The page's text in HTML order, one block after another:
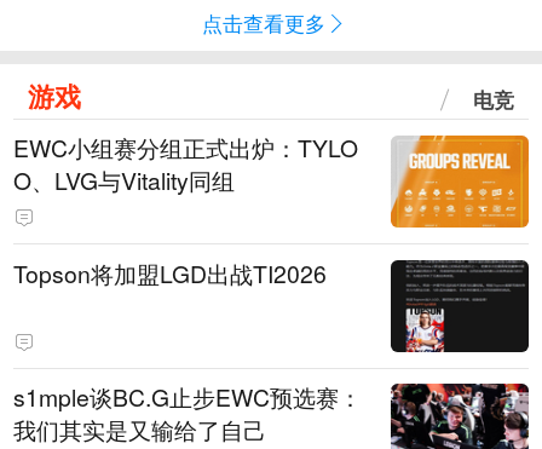
点击查看更多
游戏 电竞
EWC小组赛分组正式出炉：TYLO
O、LVG与Vitality同组
Topson将加盟LGD出战TI2026
s1mple谈BC.G止步EWC预选赛：
我们其实是又输给了自己